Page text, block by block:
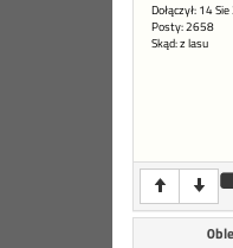
Dołączył: 14
Posty: 2658
Skąd: z lasu